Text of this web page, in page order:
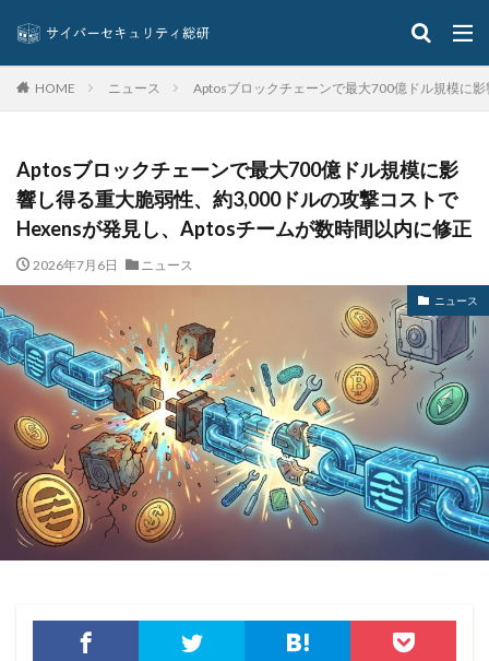
メール誤送信
メディアワークス
メディバンク
メリット
モナコイン
モニタリング
モバイル
ユーザー
ユーザー情報
ユーロフィン
ゆうちょ
ゆうちょ銀行 ユニクロ
ライセンス
ラグナロッカー
ラテラルフィッシングメール
ランキング
ランサムウェア. Windows
ランサムウェア対策
ランサムウェア被害
ランダムサブドメイン攻撃
リアルタイム
リクエスト リコー
リスク
リスト型攻撃
リップル
リテラシー
リバースヴィッシング
リモート
リモートコントロール
リモートワーク
リモートワークセミナー
リモートワークセミナー.テレワーク
ワークスタイルテック
ワードプレス
ワーム
HOME ニュース Aptosブロックチェーンで最大700億ドル規模に
Aptosブロックチェーンで最大700億ドル規模に影
響し得る重大脆弱性、約3,000ドルの攻撃コストで
Hexensが発見し、Aptosチームが数時間以内に修正
2026年7月6日 ニュース
ニュース